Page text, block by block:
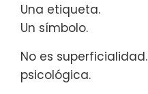
Una etiqueta.
Un símbolo.
No es
psicológica.